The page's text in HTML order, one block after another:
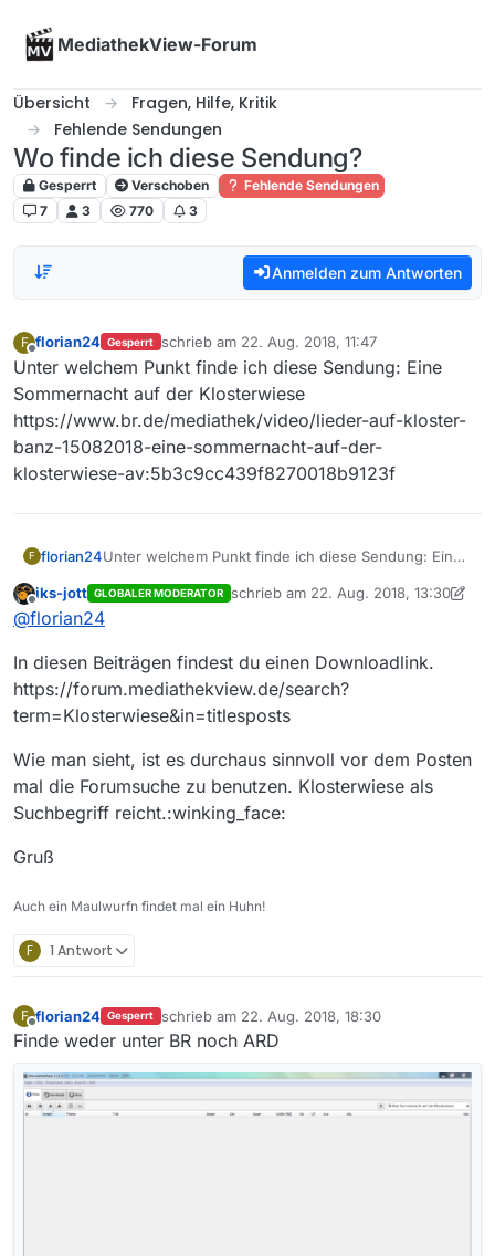
MediathekView-Forum
Übersicht
Fragen, Hilfe, Kritik
Fehlende Sendungen
Wo finde ich diese Sendung?
Gesperrt Verschoben
Fehlende Sendungen
7
3 770 3
Anmelden zum Antworten
F
Offline
florian24 Gesperrt schrieb am 22. Aug. 2018, 11:47
zuletzt editiert von
Unter welchem Punkt finde ich diese Sendung: Eine
Sommernacht auf der Klosterwiese
https://www.br.de/mediathek/video/lieder-auf-kloster-
banz-15082018-eine-sommernacht-auf-der-
klosterwiese-av:5b3c9cc439f8270018b9123f
F florian24Unter welchem Punkt finde ich diese Sendung: Eine
https://www.br.de/mediathek/video/lieder-auf-
kloster-banz-15082018-eine-sommernacht-auf-der-
Offline
iks-jott GLOBALER MODERATOR schrieb am 22. Aug. 2018, 13:30
zuletzt editiert von iks-jott
@florian24
In diesen Beiträgen findest du einen Downloadlink.
https://forum.mediathekview.de/search?
term=Klosterwiese&in=titlesposts
Wie man sieht, ist es durchaus sinnvoll vor dem Posten
mal die Forumsuche zu benutzen. Klosterwiese als
Suchbegriff reicht.:winking_face:
Gruß
Auch ein Maulwurfn findet mal ein Huhn!
F 1 Antwort
F
Offline
florian24 Gesperrt schrieb am 22. Aug. 2018, 18:30
zuletzt editiert von
Finde weder unter BR noch ARD